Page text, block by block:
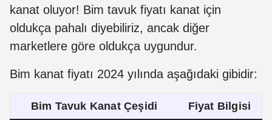
kanat oluyor! Bim tavuk fiyatı kanat için
oldukça pahalı diyebiliriz, ancak diğer
marketlere göre oldukça uygundur.
Bim kanat fiyatı 2024 yılında aşağıdaki gibidir:
Bim Tavuk Kanat Çeşidi Fiyat Bilgisi